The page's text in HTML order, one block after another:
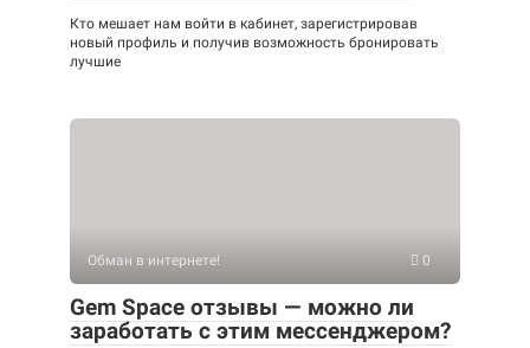
Кто мешает нам войти в кабинет, зарегистрировав
новый профиль и получив возможность бронировать
лучшие
Обман в интернете! 0
Gem Space отзывы — можно ли
заработать с этим мессенджером?